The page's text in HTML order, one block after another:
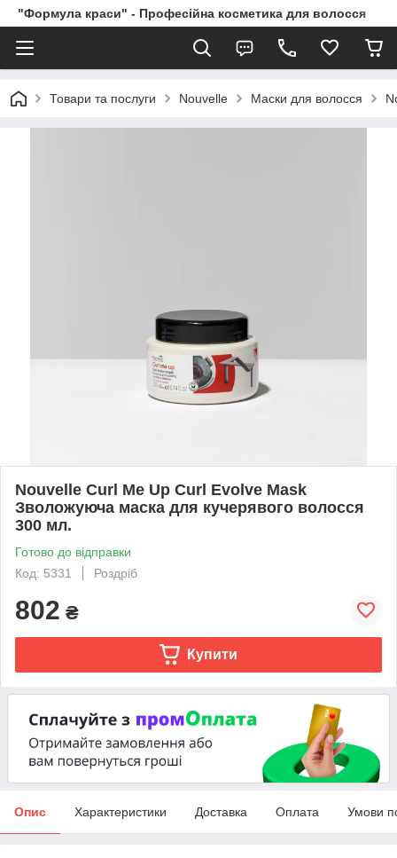
"Формула краси" - Професійна косметика для волосся
Товари та послуги Nouvelle Маски для волосся
Nouvelle Curl Me Up Curl Evolve Mask
Зволожуюча маска для кучерявого волосся
300 мл.
Готово до відправки
Код: 5331
Роздріб
802 ₴
Купити
Опис Характеристики Доставка Оплата Умови